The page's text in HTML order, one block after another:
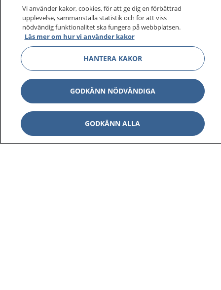
Vi använder kakor, cookies, för att ge dig en förbättrad
upplevelse, sammanställa statistik och för att viss
nödvändig funktionalitet ska fungera på webbplatsen.
Läs mer om hur vi använder kakor
HANTERA KAKOR
GODKÄNN NÖDVÄNDIGA
GODKÄNN ALLA